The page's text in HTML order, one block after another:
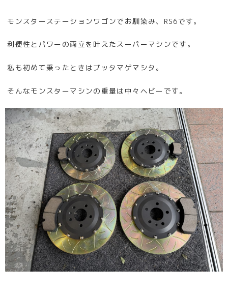
モンスターステーションワゴンでお馴染み、RS6です。
利便性とパワーの両立を叶えたスーパーマシンです。
私も初めて乗ったときはブッタマゲマシタ。
そんなモンスターマシンの重量は中々ヘビーです。